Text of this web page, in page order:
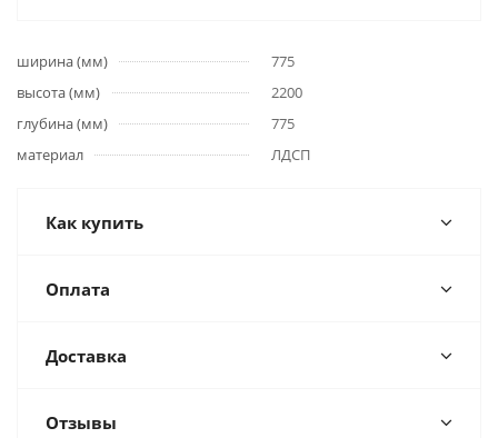
ширина (мм)
775
высота (мм)
2200
глубина (мм)
775
материал
ЛДСП
Как купить
Оплата
Доставка
Отзывы